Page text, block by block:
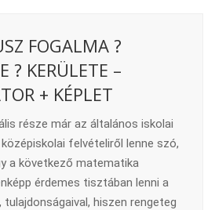
FOGALMA ?
? KERÜLETE –
+ KÉPLET
része már az általános iskolai
felvételiről lenne szó,
a következő matematika
érdemes tisztában lenni a
hiszen rengeteg